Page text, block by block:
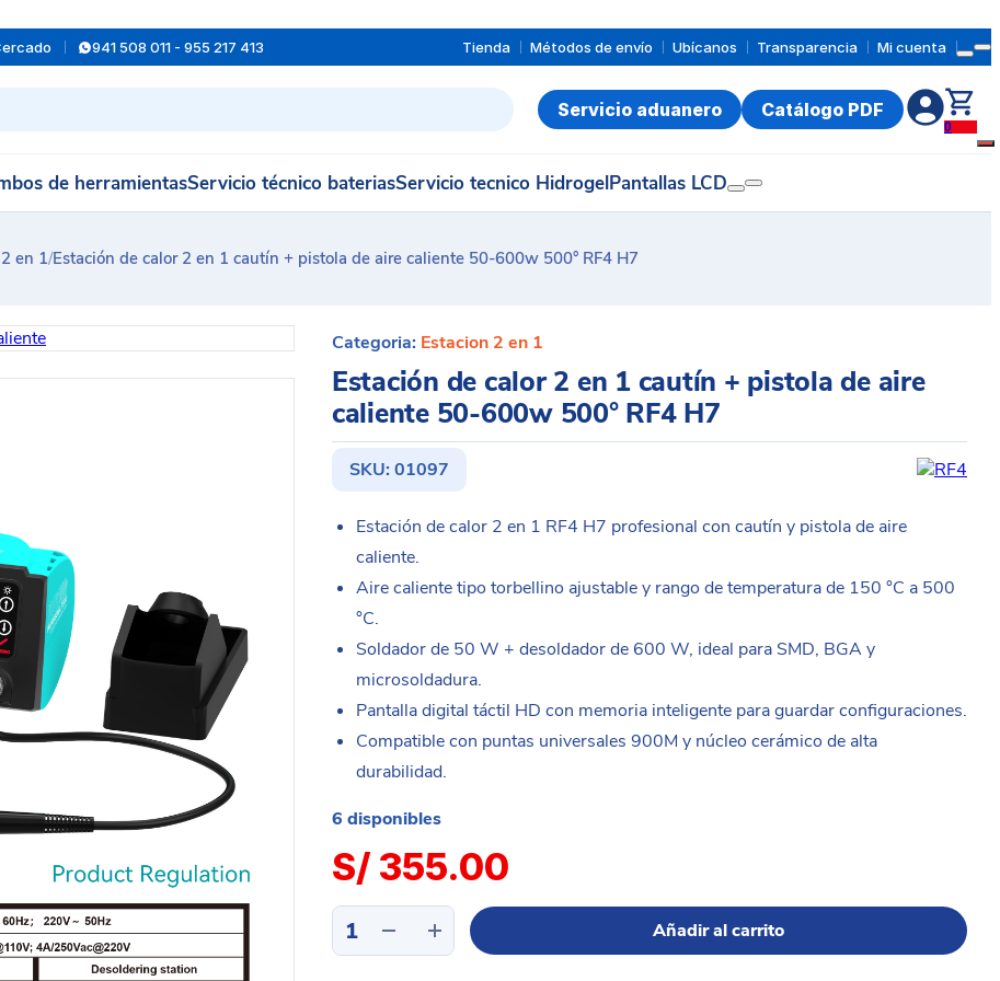
941 508 011 - 955 217 413 Tienda Métodos de envío Ubícanos Transparencia Mi cuenta
Servicio aduanero Catálogo PDF
0
de herramientasServicio técnico bateriasServicio tecnico HidrogelPantallas LCD
en 1/Estación de calor 2 en 1 cautín + pistola de aire caliente 50-600w 500° RF4 H7
Categoria: Estacion 2 en 1
Estación de calor 2 en 1 cautín + pistola de aire
caliente 50-600w 500° RF4 H7
SKU: 01097
Estación de calor 2 en 1 RF4 H7 profesional con cautín y pistola de aire
caliente.
Aire caliente tipo torbellino ajustable y rango de temperatura de 150 °C a 500
°C.
Soldador de 50 W + desoldador de 600 W, ideal para SMD, BGA y
microsoldadura.
Pantalla digital táctil HD con memoria inteligente para guardar configuraciones.
Compatible con puntas universales 900M y núcleo cerámico de alta
durabilidad.
6 disponibles
S/355.00
Estación
de
Añadir al carrito